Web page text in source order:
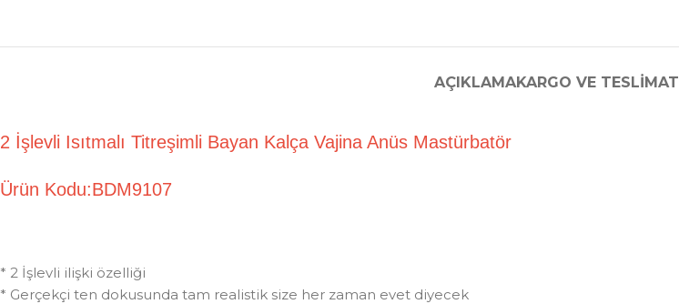
AÇIKLAMAKARGO VE TESLIMAT
2 İşlevli Isıtmalı Titreşimli Bayan Kalça Vajina Anüs Mastürbatör
Ürün Kodu:BDM9107
* 2 İşlevli ilişki özelliği
* Gerçekçi ten dokusunda tam realistik size her zaman evet diyecek